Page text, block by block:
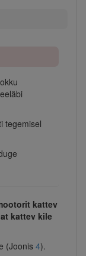
tegemisel
kattev
kattev kile
(Joonis 4).